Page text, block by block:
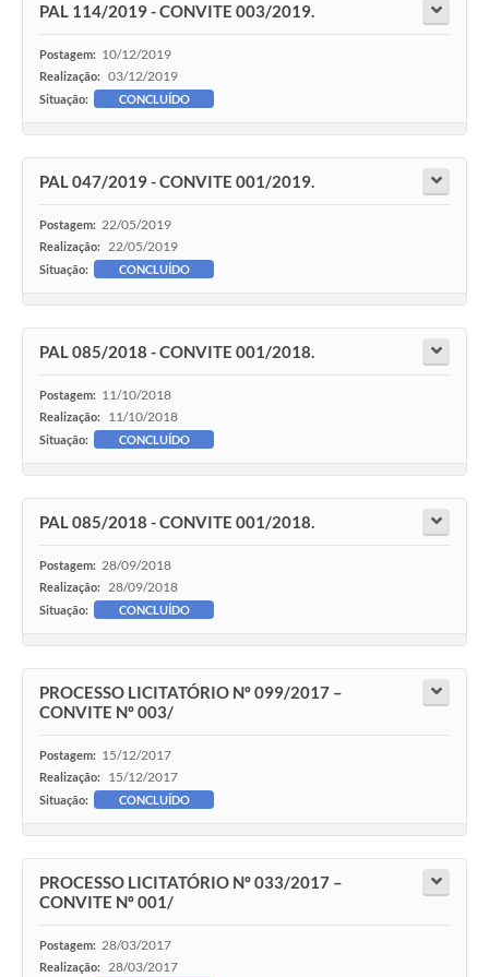
Contratos
Audiências Públicas
Arquivos para Download
Notícias
Turismo
Obras
Secretarias
Projetos
Contas Públicas
Serviços Online
Transparência
A Prefeitura
Enquete
Jornal
Agenda
Contato
PAL 114/2019 - CONVITE 003/2019.
Postagem: 10/12/2019
Realização: 03/12/2019
Situação: CONCLUÍDO
PAL 047/2019 - CONVITE 001/2019.
Postagem: 22/05/2019
Realização: 22/05/2019
Situação: CONCLUÍDO
PAL 085/2018 - CONVITE 001/2018.
Postagem: 11/10/2018
Realização: 11/10/2018
Situação: CONCLUÍDO
PAL 085/2018 - CONVITE 001/2018.
Postagem: 28/09/2018
Realização: 28/09/2018
Situação: CONCLUÍDO
PROCESSO LICITATÓRIO Nº 099/2017 –
CONVITE Nº 003/
Postagem: 15/12/2017
Realização: 15/12/2017
Situação: CONCLUÍDO
PROCESSO LICITATÓRIO Nº 033/2017 –
CONVITE Nº 001/
Postagem: 28/03/2017
Realização: 28/03/2017